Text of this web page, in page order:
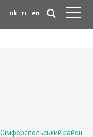
uk ru en
Сімферопольський район